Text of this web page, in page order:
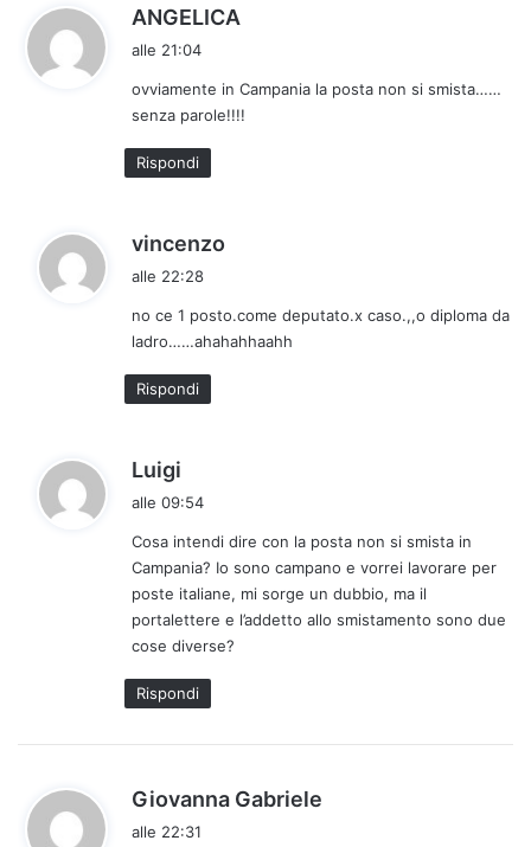
ANGELICA
e
t
alle 21:04
ovviamente in Campania la posta non si smista……
senza parole!!!!
Rispondi
vincenzo
e
t
alle 22:28
no ce 1 posto.come deputato.x caso.,,o diploma da
ladro……ahahahhaahh
Rispondi
Luigi
e
t
t
o
:
alle 09:54
Cosa intendi dire con la posta non si smista in
Campania? Io sono campano e vorrei lavorare per
poste italiane, mi sorge un dubbio, ma il
portalettere e l’addetto allo smistamento sono due
cose diverse?
Rispondi
Giovanna Gabriele
alle 22:31